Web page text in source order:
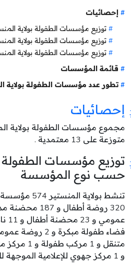
إحصائيات
توزيع مؤسسات الطفولة بولاية
توزيع مؤسسات الطفولة بولاية
توزيع مؤسسات الطفولة بولاية
قائمة المؤسسات
تطور عدد مؤسسات الطفولة بولاية
إحصائيات
مجموع مؤسسات الطفولة بولاية
متوزعة على 13 معتمدية .
توزيع مؤسسات الطفولة
حسب نوع المؤسسة
تنشط بولاية
متنقل و 1
و 1 مركز جهوي للإعلامية الموجهة للطفل .